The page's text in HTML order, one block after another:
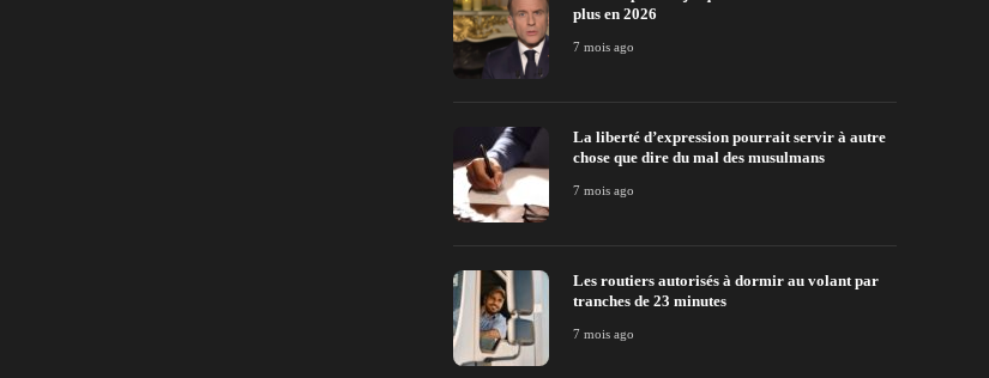
plus en 2026
7 mois ago
La liberté d’expression pourrait servir à autre
chose que dire du mal des musulmans
7 mois ago
Les routiers autorisés à dormir au volant par
tranches de 23 minutes
7 mois ago